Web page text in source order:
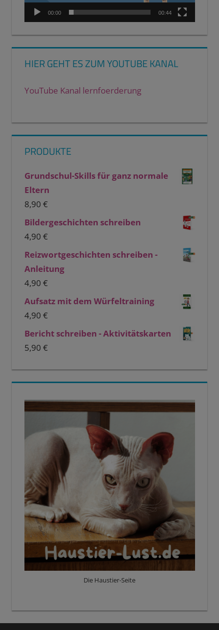
00:00 00:44
HIER GEHT ES ZUM YOUTUBE KANAL
YouTube Kanal lernfoerderung
PRODUKTE
Grundschul-Skills für ganz normale
Eltern
8,90 €
Bildergeschichten schreiben
4,90 €
Reizwortgeschichten schreiben -
Anleitung
4,90 €
Aufsatz mit dem Würfeltraining
4,90 €
Bericht schreiben - Aktivitätskarten
5,90 €
Die Haustier-Seite